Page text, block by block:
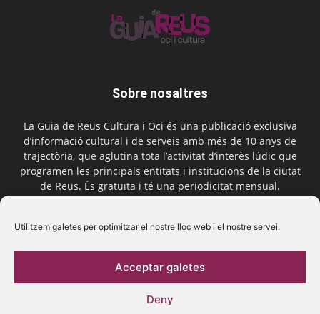
Utilitzem galetes per optimitzar el nostre lloc web i el nostre servei.
Acceptar galetes
Deny
Sobre nosaltres
La Guia de Reus Cultura i Oci és una publicació exclusiva
d’informació cultural i de serveis amb més de 10 anys de
trajectòria, que aglutina tota l’activitat d’interès lúdic que
programen les principals entitats i institucions de la ciutat
de Reus. És gratuïta i té una periodicitat mensual.
Segueix-nos